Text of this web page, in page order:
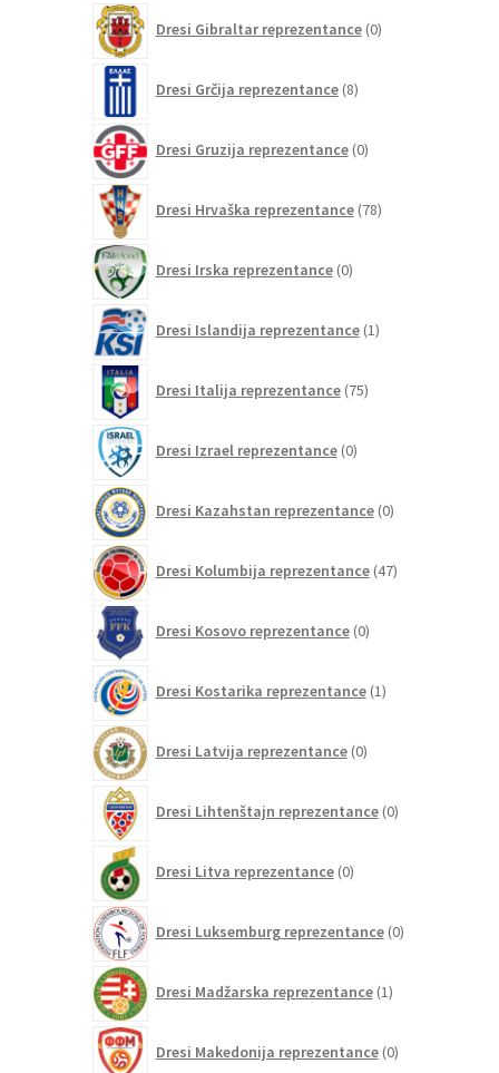
Dresi Gibraltar reprezentance 0izdelkov
Dresi Grčija reprezentance 8izdelkov
Dresi Gruzija reprezentance 0izdelkov
Dresi Hrvaška reprezentance 78izdelkov
Dresi Irska reprezentance 0izdelkov
Dresi Islandija reprezentance 1izdelek
Dresi Italija reprezentance 75izdelkov
Dresi Izrael reprezentance 0izdelkov
Dresi Kazahstan reprezentance 0izdelkov
Dresi Kolumbija reprezentance 47izdelkov
Dresi Kosovo reprezentance 0izdelkov
Dresi Kostarika reprezentance 1izdelek
Dresi Latvija reprezentance 0izdelkov
Dresi Lihtenštajn reprezentance 0izdelkov
Dresi Litva reprezentance 0izdelkov
Dresi Luksemburg reprezentance 0izdelkov
Dresi Madžarska reprezentance 1izdelek
Dresi Makedonija reprezentance 0izdelkov